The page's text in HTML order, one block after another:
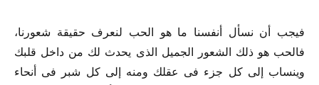
فيجب أن نسأل أنفسنا ما هو الحب لنعرف حقيقة شعورنا،
فالحب هو ذلك الشعور الجميل الذى يحدث لك من داخل قلبك
وينساب إلى كل جزء فى عقلك ومنه إلى كل شبر فى أنحاء